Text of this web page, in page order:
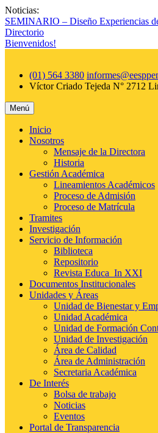
Saltar
al
contenido
Noticias:
SEMINARIO – Diseño Experiencias
Directorio
Bienvenidos!
(01) 564 3380
Víctor Criado Tejeda N° 2712
Menú
Inicio
Nosotros
Mensaje de la Directora
Historia
Gestión Académica
Lineamientos Académicos
Proceso de Admisión
Proceso de Matrícula
Tramites
Investigación
Servicio de Información
Biblioteca
Repositorio
Revista Educa_In XXI
Documentos Institucionales
Unidades y Áreas
Unidad de Bienestar y
Unidad Académica
Unidad de Formación
Unidad de Investigación
Área de Calidad
Área de Administración
Secretaria Académica
De Interés
Bolsa de trabajo
Noticias
Eventos
Portal de Transparencia